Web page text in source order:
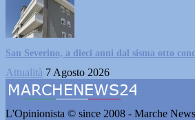
San Severino, a dieci anni dal sisma otto
Attualità 7 Agosto 2026
L'Opinionista © since 2008 - Marche